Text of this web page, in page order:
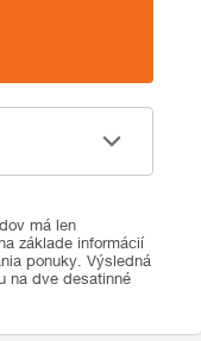
má len
základe informácií
ponuky. Výsledná
na dve desatinné